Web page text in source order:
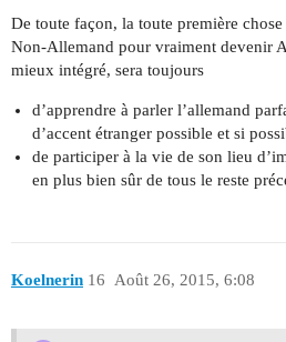
De toute façon, la toute première
Non-Allemand pour vraiment devenir
mieux intégré, sera toujours
d’apprendre à parler l’allemand
d’accent étranger possible et si
de participer à la vie de son lieu
en plus bien sûr de tous le reste
Koelnerin Août 26, 2015, 6:08
16